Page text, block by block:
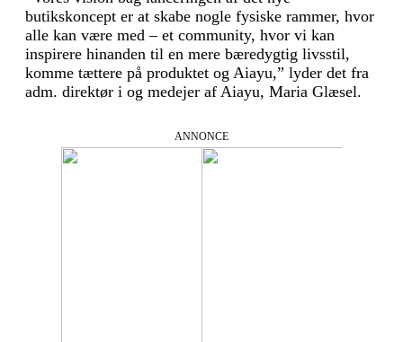
butikskoncept er at skabe nogle fysiske rammer, hvor
alle kan være med – et community, hvor vi kan
inspirere hinanden til en mere bæredygtig livsstil,
komme tættere på produktet og Aiayu,” lyder det fra
adm. direktør i og medejer af Aiayu, Maria Glæsel.
ANNONCE